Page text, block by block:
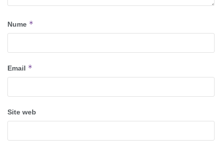
Nume *
Email *
Site web